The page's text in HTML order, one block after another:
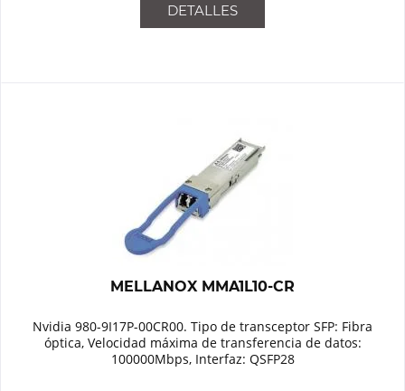
DETALLES
MELLANOX MMA1L10-CR
Nvidia 980-9I17P-00CR00. Tipo de transceptor SFP: Fibra
óptica, Velocidad máxima de transferencia de datos:
100000Mbps, Interfaz: QSFP28